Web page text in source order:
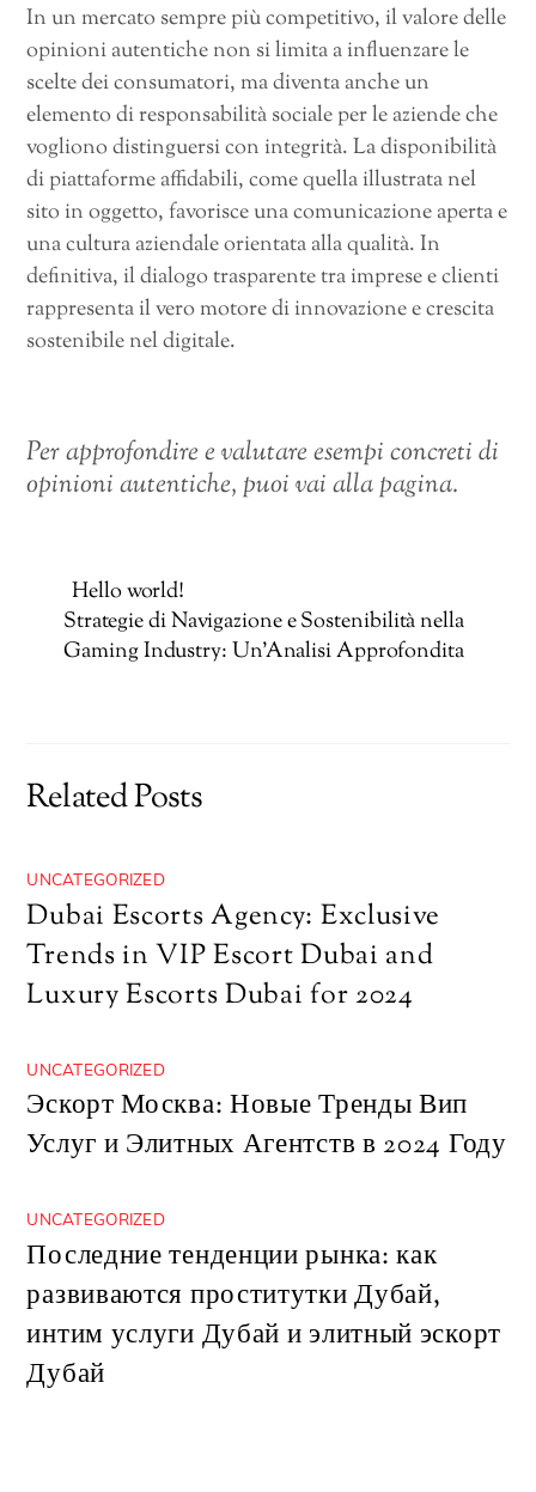
In un mercato sempre più competitivo, il valore delle
opinioni autentiche non si limita a influenzare le
scelte dei consumatori, ma diventa anche un
elemento di responsabilità sociale per le aziende che
vogliono distinguersi con integrità. La disponibilità
di piattaforme affidabili, come quella illustrata nel
sito in oggetto, favorisce una comunicazione aperta e
una cultura aziendale orientata alla qualità. In
definitiva, il dialogo trasparente tra imprese e clienti
rappresenta il vero motore di innovazione e crescita
sostenibile nel digitale.
Per approfondire e valutare esempi concreti di
opinioni autentiche, puoi vai alla pagina.
Hello world!
Strategie di Navigazione e Sostenibilità nella
Gaming Industry: Un’Analisi Approfondita
Related Posts
UNCATEGORIZED
Dubai Escorts Agency: Exclusive
Trends in VIP Escort Dubai and
Luxury Escorts Dubai for 2024
UNCATEGORIZED
Эскорт Москва: Новые Тренды Вип
Услуг и Элитных Агентств в 2024 Году
UNCATEGORIZED
Последние тенденции рынка: как
развиваются проститутки Дубай,
интим услуги Дубай и элитный эскорт
Дубай